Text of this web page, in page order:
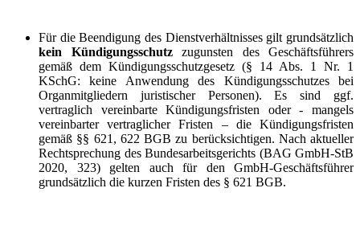
Für die Beendigung des Dienstverhältnisses gilt grundsätzlich
kein Kündigungsschutz zugunsten des Geschäftsführers
gemäß dem Kündigungsschutzgesetz (§ 14 Abs. 1 Nr. 1
KSchG: keine Anwendung des Kündigungsschutzes bei
Organmitgliedern juristischer Personen). Es sind ggf.
vertraglich vereinbarte Kündigungsfristen oder ‑ mangels
vereinbarter vertraglicher Fristen – die Kündigungsfristen
gemäß §§ 621, 622 BGB zu berücksichtigen. Nach aktueller
Rechtsprechung des Bundesarbeitsgerichts (BAG GmbH-StB
2020, 323) gelten auch für den GmbH-Geschäftsführer
grundsätzlich die kurzen Fristen des § 621 BGB.